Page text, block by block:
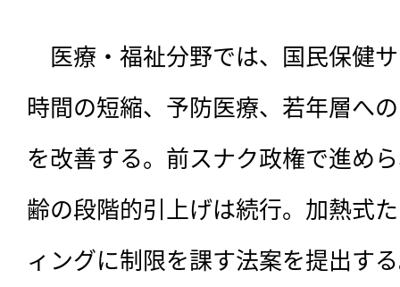
医療・福祉分野では、国民保健
時間の短縮、予防医療、若年層へ
を改善する。前スナク政権で進め
齢の段階的引上げは続行。加熱式
ィングに制限を課す法案を提出す